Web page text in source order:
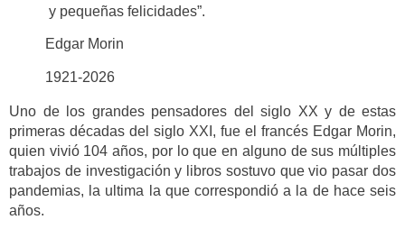
y pequeñas felicidades”.
Edgar Morin
1921-2026
Uno de los grandes pensadores del siglo XX y de estas
primeras décadas del siglo XXI, fue el francés Edgar Morin,
quien vivió 104 años, por lo que en alguno de sus múltiples
trabajos de investigación y libros sostuvo que vio pasar dos
pandemias, la ultima la que correspondió a la de hace seis
años.